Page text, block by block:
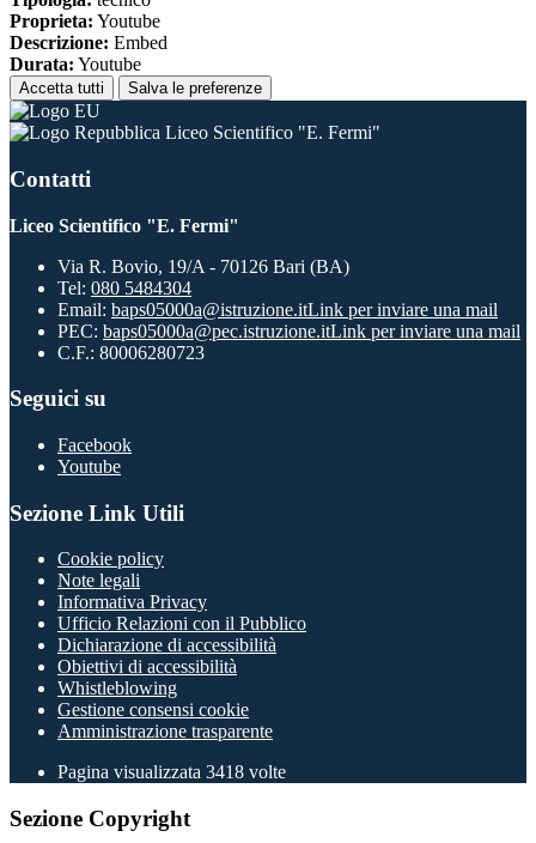
Proprieta: Youtube
Descrizione: Embed
Durata: Youtube
Accetta tutti Salva le preferenze
Liceo Scientifico "E. Fermi"
Contatti
Liceo Scientifico "E. Fermi"
Via R. Bovio, 19/A - 70126 Bari (BA)
Tel: 080 5484304
Email: baps05000a@istruzione.itLink per inviare una mail
PEC: baps05000a@pec.istruzione.itLink per inviare una mail
C.F.: 80006280723
Seguici su
Facebook
Youtube
Sezione Link Utili
Cookie policy
Note legali
Informativa Privacy
Ufficio Relazioni con il Pubblico
Dichiarazione di accessibilità
Obiettivi di accessibilità
Whistleblowing
Gestione consensi cookie
Amministrazione trasparente
Pagina visualizzata 3418 volte
Sezione Copyright